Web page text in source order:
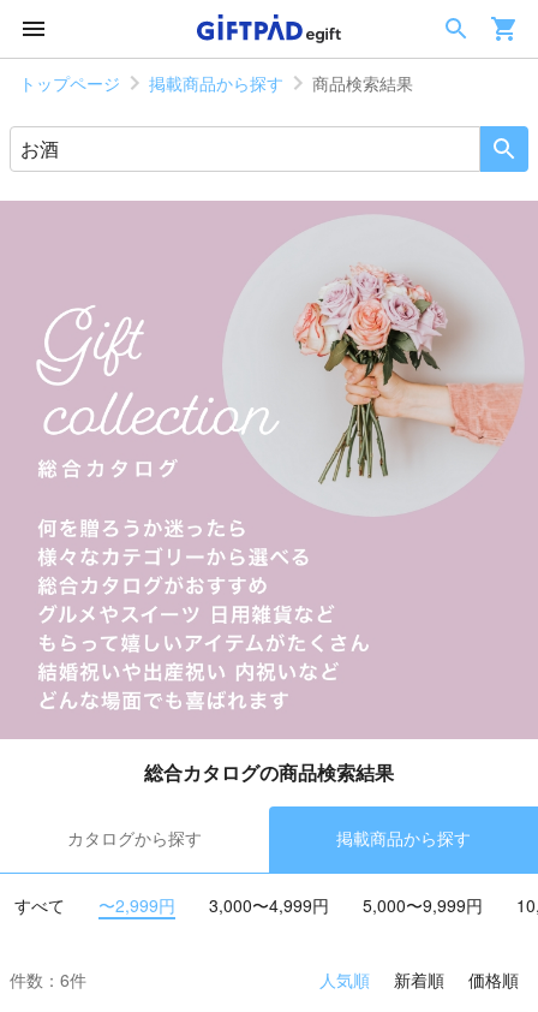
トップページ 掲載商品から探す 商品検索結果
総合カタログの商品検索結果
カタログから探す 掲載商品から探す
すべて 〜2,999円 3,000〜4,999円 5,000〜9,999円
件数：6件 人気順 新着順 価格順